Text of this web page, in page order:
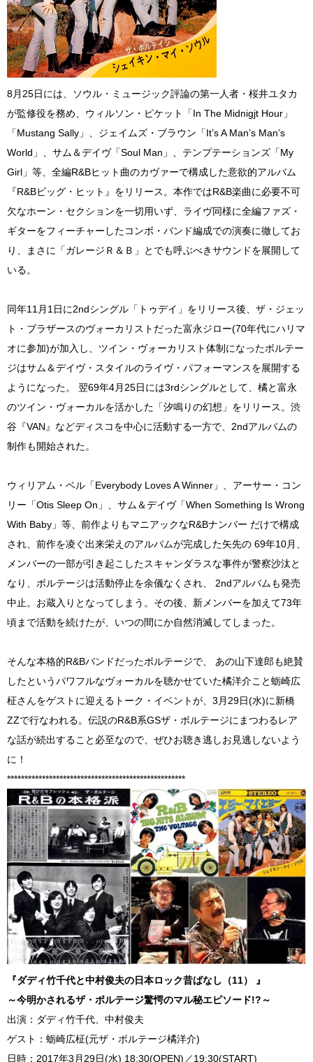
8月25日には、ソウル・ミュージック評論の第一人者・桜井ユタカ
が監修役を務め、ウィルソン・ピケット「In The Midnigjt Hour」
「Mustang Sally」、ジェイムズ・ブラウン「It’s A Man’s Man’s
World」、サム＆デイヴ「Soul Man」、テンプテーションズ「My
Girl」等、全編R&Bヒット曲のカヴァーで構成した意欲的アルバム
『R&Bビッグ・ヒット』をリリース。本作ではR&B楽曲に必要不可
欠なホーン・セクションを一切用いず、ライヴ同様に全編ファズ・
ギターをフィーチャーしたコンボ・バンド編成での演奏に徹してお
り、まさに「ガレージＲ＆Ｂ」とでも呼ぶべきサウンドを展開して
いる。
同年11月1日に2ndシングル「トゥデイ」をリリース後、ザ・ジェッ
ト・ブラザースのヴォーカリストだった富永ジロー(70年代にハリマ
オに参加)が加入し、ツイン・ヴォーカリスト体制になったボルテー
ジはサム＆デイヴ・スタイルのライヴ・パフォーマンスを展開する
ようになった。 翌69年4月25日には3rdシングルとして、橘と富永
のツイン・ヴォーカルを活かした「汐鳴りの幻想」をリリース。渋
谷『VAN』などディスコを中心に活動する一方で、2ndアルバムの
制作も開始された。
ウィリアム・ベル「Everybody Loves A Winner」、アーサー・コン
リー「Otis Sleep On」、サム＆デイヴ「When Something Is Wrong
With Baby」等、前作よりもマニアックなR&Bナンバー だけで構成
され、前作を凌ぐ出来栄えのアルバムが完成した矢先の 69年10月、
メンバーの一部が引き起こしたスキャンダラスな事件が警察沙汰と
なり、ボルテージは活動停止を余儀なくされ、 2ndアルバムも発売
中止。お蔵入りとなってしまう。その後、新メンバーを加えて73年
頃まで活動を続けたが、いつの間にか自然消滅してしまった。
そんな本格的R&Bバンドだったボルテージで、 あの山下達郎も絶賛
したというパワフルなヴォーカルを聴かせていた橘洋介こと蛎崎広
柾さんをゲストに迎えるトーク・イベントが、3月29日(水)に新橋
ZZで行なわれる。伝説のR&B系GSザ・ボルテージにまつわるレア
な話が続出すること必至なので、ぜひお聴き逃しお見逃しないよう
に！
***************************************************
『ダディ竹千代と中村俊夫の日本ロック昔ばなし（11） 』
～今明かされるザ・ボルテージ驚愕のマル秘エピソード!?～
出演：ダディ竹千代、中村俊夫
ゲスト：蛎崎広柾(元ザ・ボルテージ橘洋介)
日時：2017年3月29日(水) 18:30(OPEN)／19:30(START)